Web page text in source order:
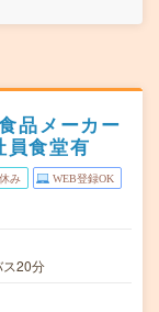
品メーカー
員食堂有
み WEB登録OK
ス20分